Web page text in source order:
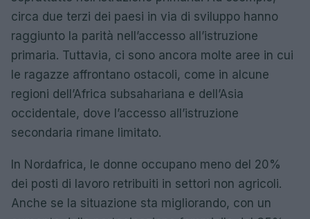
circa due terzi dei paesi in via di sviluppo hanno
raggiunto la parità nell’accesso all’istruzione
primaria. Tuttavia, ci sono ancora molte aree in cui
le ragazze affrontano ostacoli, come in alcune
regioni dell’Africa subsahariana e dell’Asia
occidentale, dove l’accesso all’istruzione
secondaria rimane limitato.
In Nordafrica, le donne occupano meno del 20%
dei posti di lavoro retribuiti in settori non agricoli.
Anche se la situazione sta migliorando, con un